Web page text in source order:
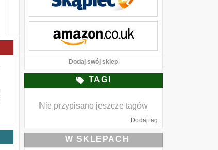
Dodaj swój sklep
TAGI
Nie przypisano jeszcze tagów
Dodaj tag
W SKLEPACH